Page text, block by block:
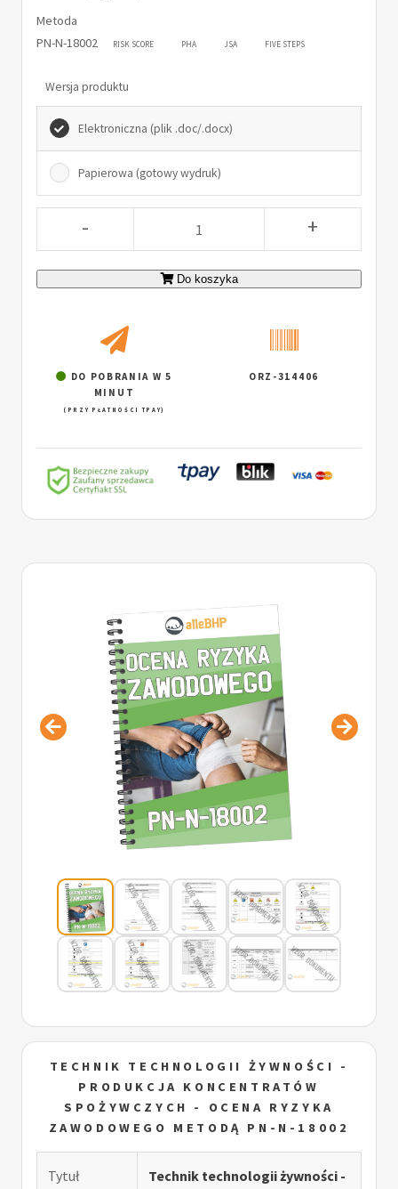
TECHNIK TECHNOLOGII ŻYWNOŚCI -
PRODUKCJA KONCENTRATÓW
SPOŻYWCZYCH - OCENA RYZYKA
ZAWODOWEGO METODĄ PN-N-18002
Tytuł
Technik technologii żywności -
Metoda
PN-N-18002
RISK SCORE PHA JSA FIVE STEPS
Wersja produktu
Elektroniczna (plik .doc/.docx)
Papierowa (gotowy wydruk)
- +
Do koszyka
DO POBRANIA W 5
MINUT
(PRZY PŁATNOŚCI TPAY)
ORZ-314406